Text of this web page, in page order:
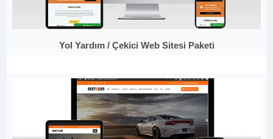
Yol Yardım / Çekici Web Sitesi Paketi